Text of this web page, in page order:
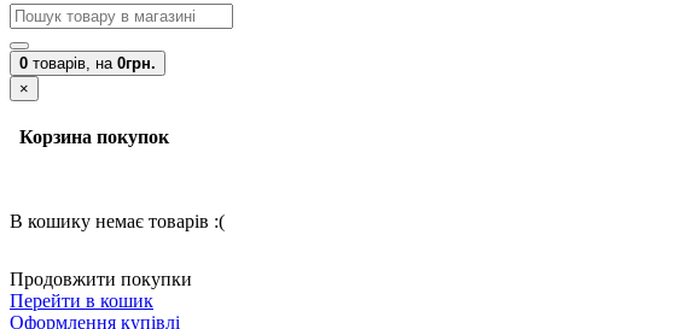
0 товарів, на 0грн.
×
Корзина покупок
В кошику немає товарів :(
Продовжити покупки
Перейти в кошик
Оформлення купівлі